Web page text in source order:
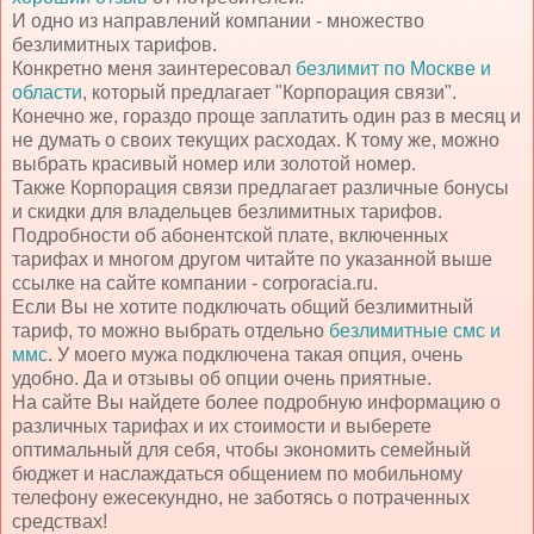
И одно из направлений компании - множество
безлимитных тарифов.
Конкретно меня заинтересовал безлимит по Москве и
области, который предлагает "Корпорация связи".
Конечно же, гораздо проще заплатить один раз в месяц и
не думать о своих текущих расходах. К тому же, можно
выбрать красивый номер или золотой номер.
Также Корпорация связи предлагает различные бонусы
и скидки для владельцев безлимитных тарифов.
Подробности об абонентской плате, включенных
тарифах и многом другом читайте по указанной выше
ссылке на сайте компании - corporacia.ru.
Если Вы не хотите подключать общий безлимитный
тариф, то можно выбрать отдельно безлимитные смс и
ммс. У моего мужа подключена такая опция, очень
удобно. Да и отзывы об опции очень приятные.
На сайте Вы найдете более подробную информацию о
различных тарифах и их стоимости и выберете
оптимальный для себя, чтобы экономить семейный
бюджет и наслаждаться общением по мобильному
телефону ежесекундно, не заботясь о потраченных
средствах!